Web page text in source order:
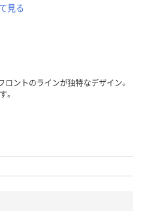
見る
ントのラインが独特なデザイン。
。